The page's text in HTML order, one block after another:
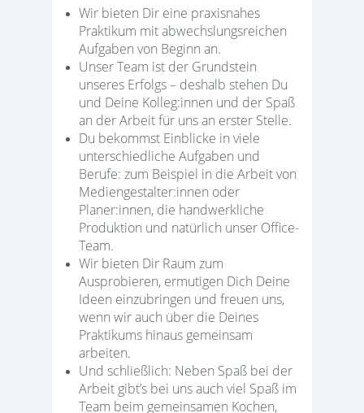
Wir bieten Dir eine praxisnahes
Praktikum mit abwechslungsreichen
Aufgaben von Beginn an.
Unser Team ist der Grundstein
unseres Erfolgs – deshalb stehen Du
und Deine Kolleg:innen und der Spaß
an der Arbeit für uns an erster Stelle.
Du bekommst Einblicke in viele
unterschiedliche Aufgaben und
Berufe: zum Beispiel in die Arbeit von
Mediengestalter:innen oder
Planer:innen, die handwerkliche
Produktion und natürlich unser Office-
Team.
Wir bieten Dir Raum zum
Ausprobieren, ermutigen Dich Deine
Ideen einzubringen und freuen uns,
wenn wir auch über die Deines
Praktikums hinaus gemeinsam
arbeiten.
Und schließlich: Neben Spaß bei der
Arbeit gibt’s bei uns auch viel Spaß im
Team beim gemeinsamen Kochen,